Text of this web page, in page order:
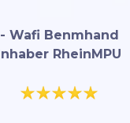
- Wafi Benmhand
RheinMPU